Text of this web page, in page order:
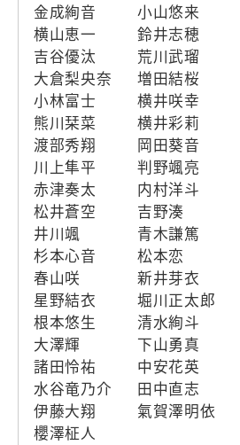
金成絢音
小山悠来
横山恵一
鈴井志穂
吉谷優汰
荒川武瑠
大倉梨央奈
増田結桜
小林富士
横井咲幸
熊川栞菜
横井彩莉
渡部秀翔
岡田葵音
川上隼平
判野颯亮
赤津奏太
内村洋斗
松井蒼空
吉野湊
井川颯
青木謙篤
杉本心音
松本恋
春山咲
新井芽衣
星野結衣
堀川正太郎
根本悠生
清水絢斗
大澤輝
下山勇真
諸田怜祐
中安花英
水谷竜乃介
田中直志
伊藤大翔
氣賀澤明依
櫻澤柾人